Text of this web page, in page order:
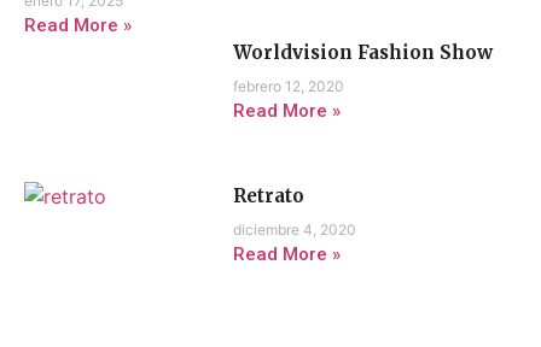
Read More »
Worldvision Fashion Show
febrero 12, 2020
Read More »
Retrato
diciembre 4, 2020
Read More »